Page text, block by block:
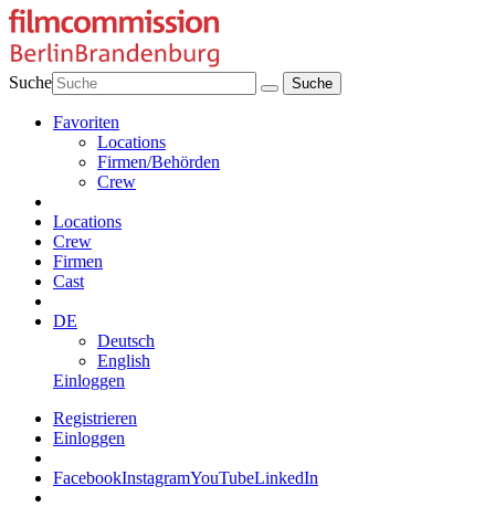
Suche
Favoriten
Locations
Firmen/Behörden
Crew
Locations
Crew
Firmen
Cast
DE
Deutsch
English
Einloggen
Registrieren
Einloggen
FacebookInstagramYouTubeLinkedIn